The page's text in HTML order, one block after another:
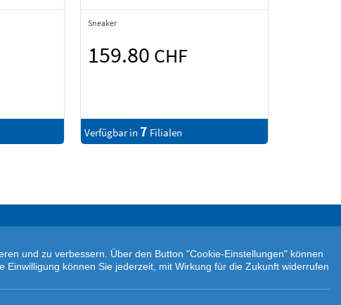
Sneaker
159.80 CHF
Verfügbar in 7 Filialen
und zu verbessern. Über den Button "Cookie-Einstellungen" können
können Sie jederzeit, mit Wirkung für die Zukunft widerrufen